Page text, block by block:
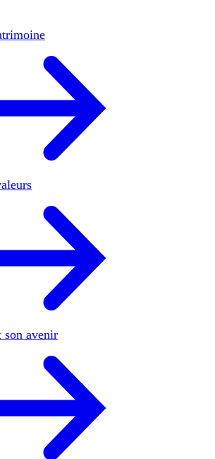
son avenir